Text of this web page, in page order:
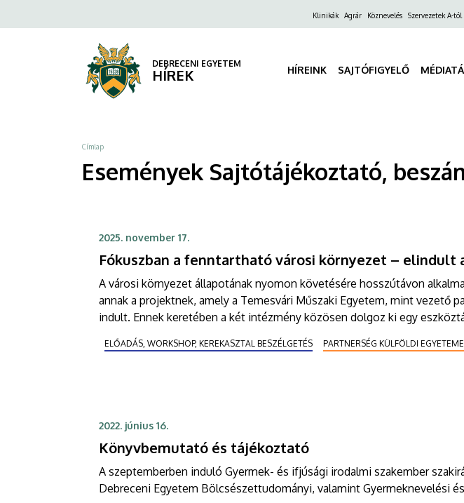
beszámoló
DEBRECENI
a
FelsőKlinikák Agrár Köznevelés Szervezetek A-tól
DEBRECENI EGYETEM
HÍREK HÍREINK SAJTÓFIGYELŐ
Morzsa
Címlap
Események Sajtótájékoztató,
2025. november 17.
Fókuszban a fenntartható városi környezet – elindult
A városi környezet állapotának nyomon követésére hosszútávon
annak a projektnek, amely a Temesvári Műszaki Egyetem, mint
indult. Ennek keretében a két intézmény közösen dolgoz ki egy
ELŐADÁS, WORKSHOP, KEREKASZTAL BESZÉLGETÉS PARTNERSÉG KÜLFÖLDI
2022. június 16.
Könyvbemutató és tájékoztató
A szeptemberben induló Gyermek- és ifjúsági irodalmi szakember
Debreceni Egyetem Bölcsészettudományi, valamint Gyermeknevelési